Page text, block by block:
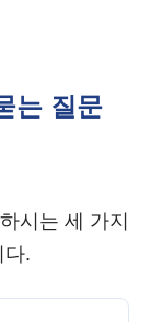
는 질문
시는 세 가지
다.